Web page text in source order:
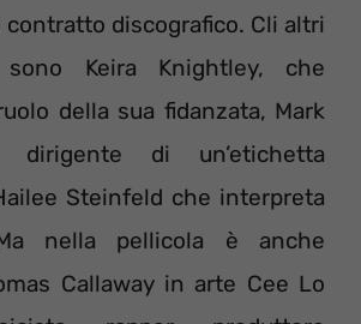
contratto discografico. Cli altri
sono Keira Knightley, che
della sua fidanzata, Mark
dirigente di un’etichetta
Steinfeld che interpreta
nella pellicola è anche
Callaway in arte Cee Lo